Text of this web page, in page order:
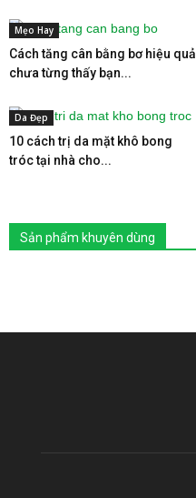
Mẹo Hay
Cách tăng cân bằng bơ hiệu quả
chưa từng thấy bạn...
Da Đẹp
10 cách trị da mặt khô bong
tróc tại nhà cho...
Sản phẩm khuyên dùng